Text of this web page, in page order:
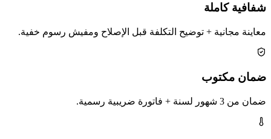
شفافية كاملة
معاينة مجانية + توضيح التكلفة قبل الإصلاح ومفيش رسوم خفية.
ضمان مكتوب
ضمان من 3 شهور لسنة + فاتورة ضريبية رسمية.